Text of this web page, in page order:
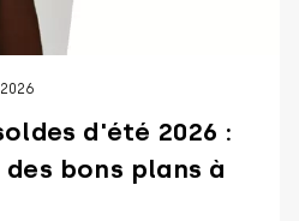
d'été 2026 :
bons plans à